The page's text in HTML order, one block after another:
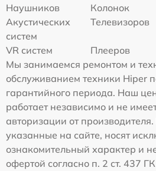
Наушников
Колонок
Акустических
систем
Телевизоров
VR систем
Плееров
Мы занимаемся ремонтом и
обслуживанием техники Hiper
гарантийного периода. Наш
работает независимо и не
авторизации от
указанные на сайте, носят
ознакомительный характер и
офертой согласно п. 2 ст. 437